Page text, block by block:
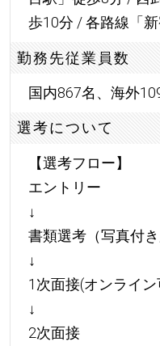
歩10分 / 各路線「
勤務先従業員数
国内867名、海外
選考について
【選考フロー】
エントリー
↓
書類選考（写真付
↓
1次面接(オンライン
↓
2次面接